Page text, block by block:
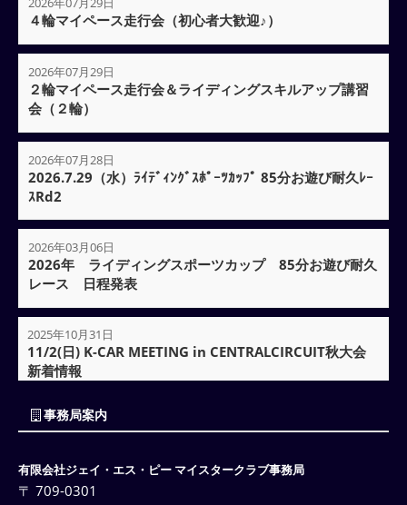
４輪マイペース走行会（初心者大歓迎♪）
2026年07月29日
２輪マイペース走行会＆ライディングスキルアップ講習
会（２輪）
2026年07月28日
2026.7.29（水）ﾗｲﾃﾞｨﾝｸﾞｽﾎﾟｰﾂｶｯﾌﾟ 85分お遊び耐久ﾚｰ
ｽRd2
2026年03月06日
2026年 ライディングスポーツカップ 85分お遊び耐久
レース 日程発表
2025年10月31日
11/2(日) K-CAR MEETING in CENTRALCIRCUIT秋大会
新着情報
事務局案内
有限会社ジェイ・エス・ピー マイスタークラブ事務局
〒 709-0301